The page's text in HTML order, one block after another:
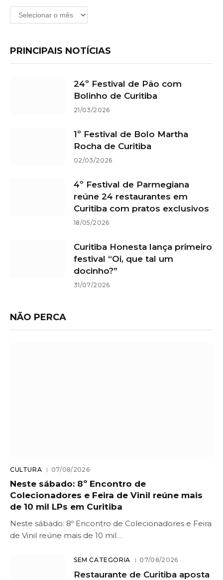
Arquivos
PRINCIPAIS NOTÍCIAS
24º Festival de Pão com
Bolinho de Curitiba
21/03/2026
1º Festival de Bolo Martha
Rocha de Curitiba
02/03/2026
4º Festival de Parmegiana
reúne 24 restaurantes em
Curitiba com pratos exclusivos
18/05/2026
Curitiba Honesta lança primeiro
festival “Oi, que tal um
docinho?”
31/07/2026
NÃO PERCA
CULTURA 07/08/2026
Neste sábado: 8º Encontro de
Colecionadores e Feira de Vinil reúne mais
de 10 mil LPs em Curitiba
Neste sábado: 8º Encontro de Colecionadores e Feira
de Vinil reúne mais de 10 mil…
SEM CATEGORIA 07/08/2026
Restaurante de Curitiba aposta